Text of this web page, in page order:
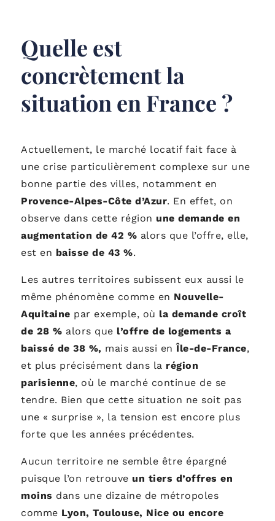
Quelle est
concrètement la
situation en France ?
Actuellement, le marché locatif fait face à
une crise particulièrement complexe sur une
bonne partie des villes, notamment en
Provence-Alpes-Côte d’Azur. En effet, on
observe dans cette région une demande en
augmentation de 42 % alors que l’offre, elle,
est en baisse de 43 %.
Les autres territoires subissent eux aussi le
même phénomène comme en Nouvelle-
Aquitaine par exemple, où la demande croît
de 28 % alors que l’offre de logements a
baissé de 38 %, mais aussi enÎle-de-France,
et plus précisément dans la région
parisienne, où le marché continue de se
tendre. Bien que cette situation ne soit pas
une « surprise », la tension est encore plus
forte que les années précédentes.
Aucun territoire ne semble être épargné
puisque l’on retrouve un tiers d’offres en
moins dans une dizaine de métropoles
comme Lyon, Toulouse, Nice ou encore